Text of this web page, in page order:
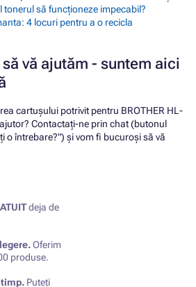
tonerul să funcționeze impecabil?
4 locuri pentru a o recicla
vă ajutăm - suntem aici
cartușului potrivit pentru BROTHER HL-
Contactați-ne prin chat (butonul
o întrebare?") și vom fi bucuroși să vă
deja de
Oferim
produse.
timp. Puteți